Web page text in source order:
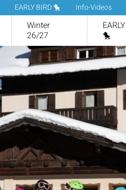
EARLY BIRD 🐤 Info-Videos
Winter
26/27
EARLY
🐤